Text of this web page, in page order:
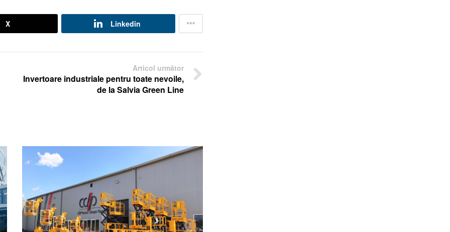
X Linkedin
Articol următor
Invertoare industriale pentru toate nevoile,
de la Salvia Green Line